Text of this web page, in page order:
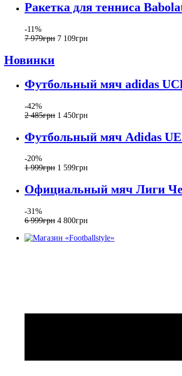
Ракетка для тенниса
-11%
7 979грн 7 109грн
Новинки
Футбольный мяч adidas
-42%
2 485грн 1 450грн
Футбольный мяч Adidas
-20%
1 999грн 1 599грн
Официальный мяч Лиги
-31%
6 999грн 4 800грн